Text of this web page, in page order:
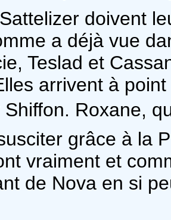
doivent
a déjà vue
Teslad et
arrivent à
Shiffon. Roxane,
grâce à la
vraiment et
de Nova en si